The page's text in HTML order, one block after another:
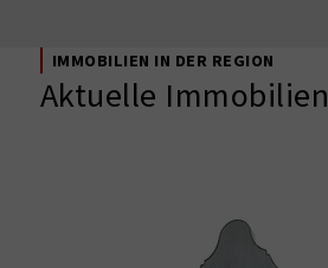
IMMOBILIEN IN DER REGION
Aktuelle Immobilien